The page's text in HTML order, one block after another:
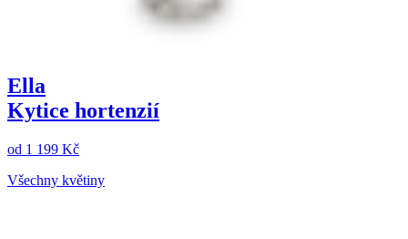
Ella
Kytice hortenzií
od 1 199 Kč
Všechny květiny